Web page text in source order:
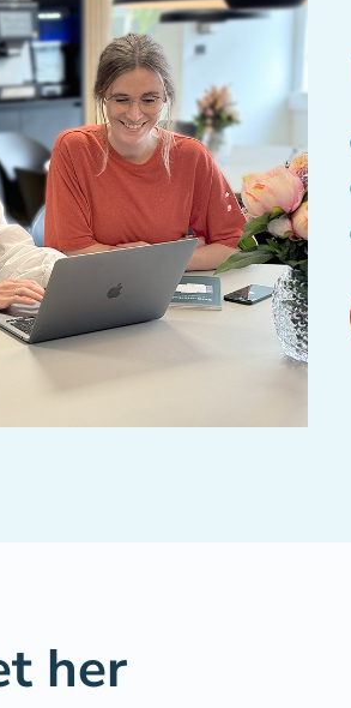
her